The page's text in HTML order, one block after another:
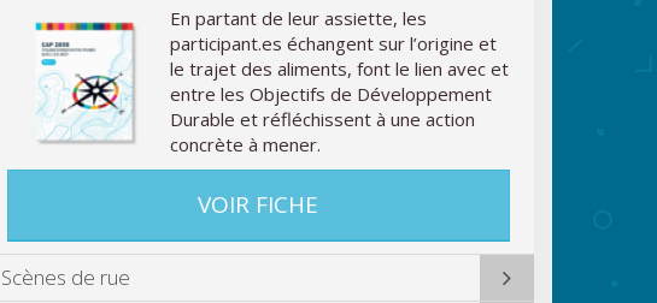
En partant de leur assiette, les
participant.es échangent sur l’origine et
le trajet des aliments, font le lien avec et
entre les Objectifs de Développement
Durable et réfléchissent à une action
concrète à mener.
VOIR FICHE
Scènes de rue